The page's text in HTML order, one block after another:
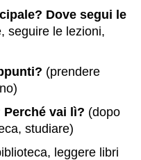
Dove segui le
seguire le lezioni,
(prendere
vai lì? (dopo
studiare)
leggere libri